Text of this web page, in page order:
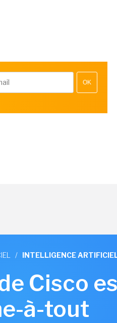
OK
/ INTELLIGENCE
Cisco
à-tout